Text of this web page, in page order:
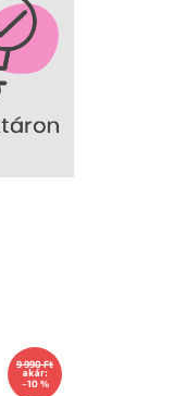
9 990 Ft
akár:
–10 %